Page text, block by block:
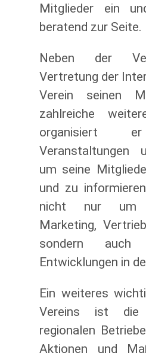
Mitglieder ein
beratend zur Seite.
Neben der
Vertretung der
Verein seinen
zahlreiche
organisiert
Veranstaltungen
um seine
und zu
nicht nur um
Marketing,
sondern
Entwicklungen in
Ein weiteres
Vereins ist die
regionalen
Aktionen und